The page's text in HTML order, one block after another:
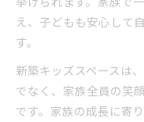
え、子どもも安心して
す。
新築キッズスペースは
でなく、家族全員の笑
です。家族の成長に寄